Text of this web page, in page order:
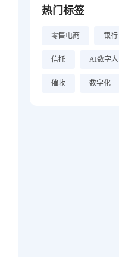
热门标签
零售电商 银行
信托 AI数字人
催收 数字化